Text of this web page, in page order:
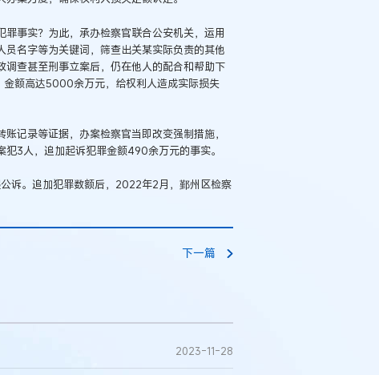
事实？为此，承办检察官联合公安机关，运用
名字等为关键词，筛查出关某实际负责的其他
查甚至刑事立案后，仍在他人的配合和帮助下
金额高达5000余万元，给权利人造成实际损失
记录等证据，办案检察官当即改变强制措施，
3人，追加起诉犯罪金额490余万元的事实。
诉。追加犯罪数额后，2022年2月，鄞州区检察
下一篇
2023-11-28